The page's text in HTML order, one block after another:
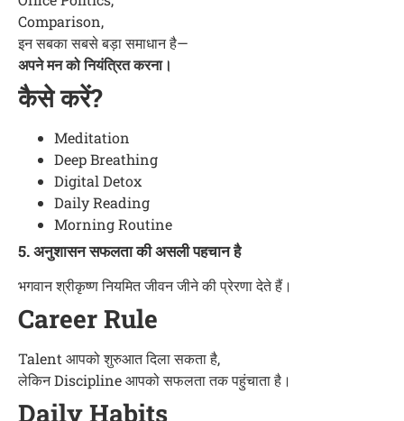
Comparison,
इन सबका सबसे बड़ा समाधान है—
अपने मन को नियंत्रित करना।
कैसे करें?
Meditation
Deep Breathing
Digital Detox
Daily Reading
Morning Routine
5. अनुशासन सफलता की असली पहचान है
भगवान श्रीकृष्ण नियमित जीवन जीने की प्रेरणा देते हैं।
Career Rule
Talent आपको शुरुआत दिला सकता है,
लेकिन Discipline आपको सफलता तक पहुंचाता है।
Daily Habits